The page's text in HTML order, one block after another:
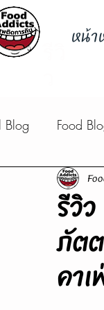
หน้
Blog Food
รีวิ
ภัต
คา